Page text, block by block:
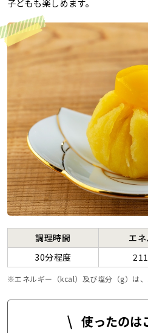
よくあるご質問
お問い合わせ
お電話でのお問い
0120-
受付時間 / 8:00〜
子どもも楽しめます。
調理時間 エ
30分程度
エネルギー（kcal）及び塩分（g）は、
使ったのは